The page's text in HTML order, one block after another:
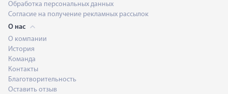
Обработка персональных данных
Согласие на получение рекламных рассылок
О нас
О компании
История
Команда
Контакты
Благотворительность
Оставить отзыв